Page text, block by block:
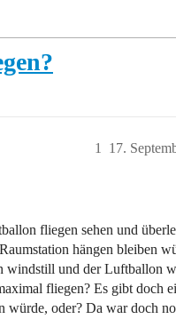
17.
1
fliegen sehen und
hängen bleiben
windstill und der Luftballon
fliegen? Es gibt doch
oder? Da war doch